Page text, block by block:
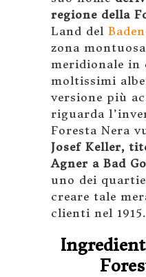
regione della
Land del
zona
meridionale
moltissimi
versione più
riguarda
Foresta Nera
Josef Keller,
Agner a Bad
uno dei
creare tale
clienti nel 1915.